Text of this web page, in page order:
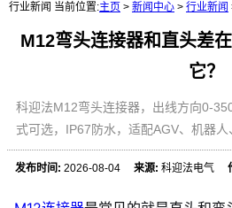
行业新闻 当前位置:主页 > 新闻中心 > 行业新闻
M12弯头连接器和直头差
它？
科迎法M12弯头连接器，出线方向0-
式可选，IP67防水，适配AGV、机器
发布时间: 2026-08-04来源: 科迎法电气